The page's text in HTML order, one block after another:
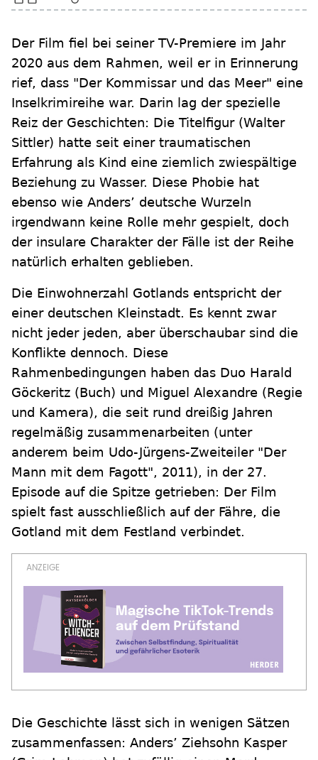
Der Film fiel bei seiner TV-Premiere im Jahr
2020 aus dem Rahmen, weil er in Erinnerung
rief, dass "Der Kommissar und das Meer" eine
Inselkrimireihe war. Darin lag der spezielle
Reiz der Geschichten: Die Titelfigur (Walter
Sittler) hatte seit einer traumatischen
Erfahrung als Kind eine ziemlich zwiespältige
Beziehung zu Wasser. Diese Phobie hat
ebenso wie Anders’ deutsche Wurzeln
irgendwann keine Rolle mehr gespielt, doch
der insulare Charakter der Fälle ist der Reihe
natürlich erhalten geblieben.
Die Einwohnerzahl Gotlands entspricht der
einer deutschen Kleinstadt. Es kennt zwar
nicht jeder jeden, aber überschaubar sind die
Konflikte dennoch. Diese
Rahmenbedingungen haben das Duo Harald
Göckeritz (Buch) und Miguel Alexandre (Regie
und Kamera), die seit rund dreißig Jahren
regelmäßig zusammenarbeiten (unter
anderem beim Udo-Jürgens-Zweiteiler "Der
Mann mit dem Fagott", 2011), in der 27.
Episode auf die Spitze getrieben: Der Film
spielt fast ausschließlich auf der Fähre, die
Gotland mit dem Festland verbindet.
Die Geschichte lässt sich in wenigen Sätzen
zusammenfassen: Anders’ Ziehsohn Kasper